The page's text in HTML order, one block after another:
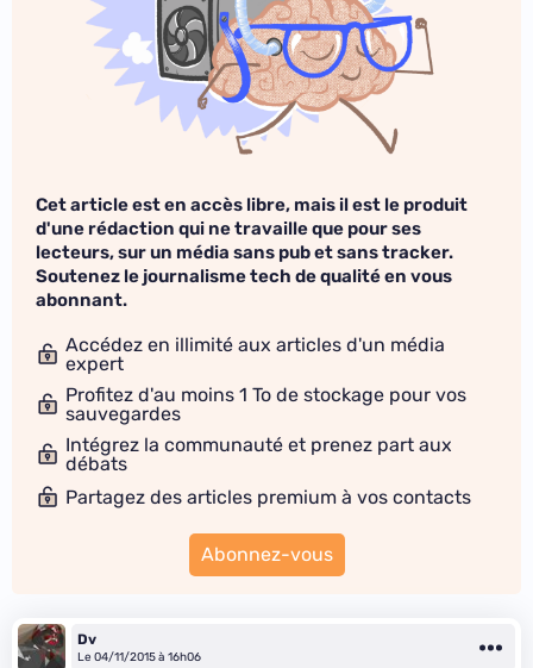
Cet article est en accès libre, mais il est le produit
d'une rédaction qui ne travaille que pour ses
lecteurs, sur un média sans pub et sans tracker.
Soutenez le journalisme tech de qualité en vous
abonnant.
Accédez en illimité aux articles d'un média
expert
Profitez d'au moins 1 To de stockage pour vos
sauvegardes
Intégrez la communauté et prenez part aux
débats
Partagez des articles premium à vos contacts
Abonnez-vous
Dv
Le 04/11/2015 à 16h06